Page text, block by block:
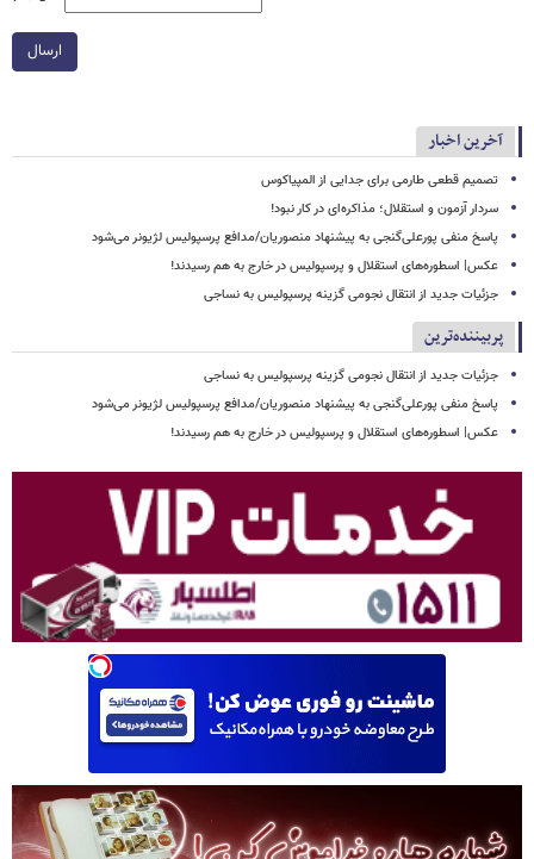
ارسال
آخرین اخبار
تصمیم قطعی طارمی برای جدایی از المپیاکوس
سردار آزمون و استقلال؛ مذاکره‌ای در کار نبود!
پاسخ منفی پورعلی‌گنجی به پیشنهاد منصوریان/مدافع پرسپولیس لژیونر می‌شود
عکس| اسطوره‌های استقلال و پرسپولیس در خارج به هم رسیدند!
جزئیات جدید از انتقال نجومی گزینه پرسپولیس به نساجی
پربیننده‌ترین
جزئیات جدید از انتقال نجومی گزینه پرسپولیس به نساجی
پاسخ منفی پورعلی‌گنجی به پیشنهاد منصوریان/مدافع پرسپولیس لژیونر می‌شود
عکس| اسطوره‌های استقلال و پرسپولیس در خارج به هم رسیدند!